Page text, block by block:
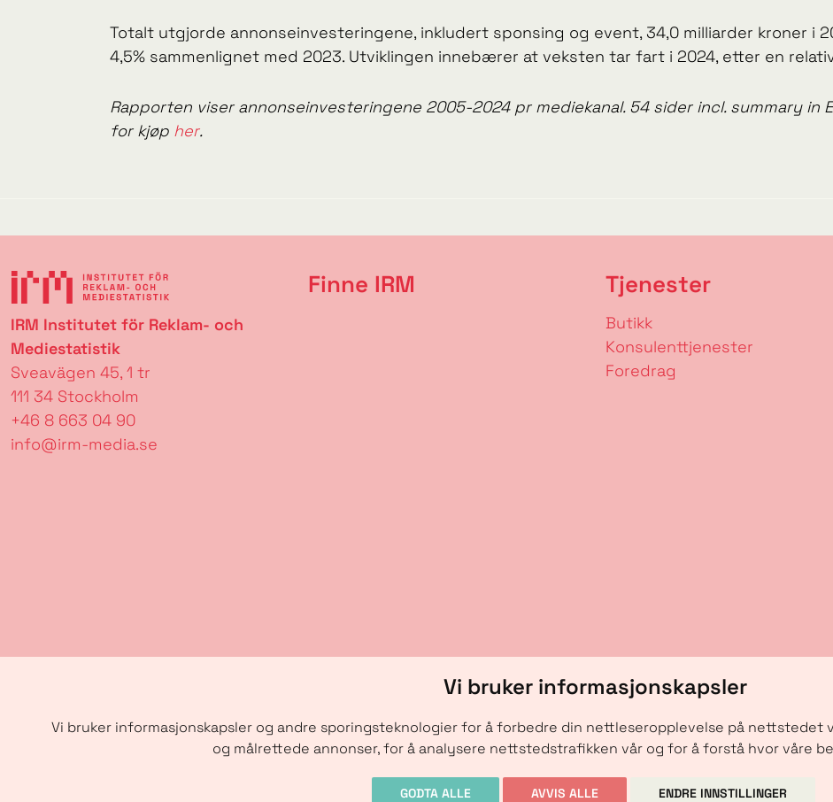
Vi bruker informasjonskapsler
Vi bruker informasjonskapsler og andre sporingsteknologier for å forbedre din nettleseropplevelse på nettstedet
og målrettede annonser, for å analysere nettstedstrafikken vår og for å forstå hvor våre
GODTA ALLE AVVIS ALLE ENDRE INNSTILLINGER
Totalt utgjorde annonseinvesteringene, inkludert sponsing og event, 34,0 milliarder kroner i
4,5% sammenlignet med 2023. Utviklingen innebærer at veksten tar fart i 2024, etter en
Rapporten viser annonseinvesteringene 2005-2024 pr mediekanal. 54 sider incl. summary in
for kjøp her.
IRM Institutet för Reklam- och
Mediestatistik
Sveavägen 45, 1 tr
111 34 Stockholm
+46 8 663 04 90
info@irm-media.se
Finne IRM Tjenester
Butikk
Konsulenttjenester
Foredrag
Copyright © IRM-Media 2024